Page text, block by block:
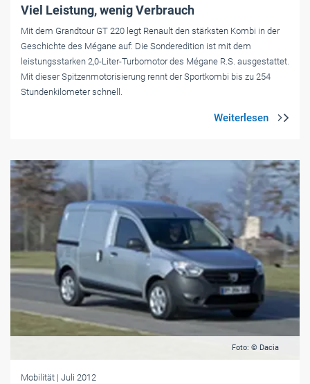
Viel Leistung, wenig Verbrauch
Mit dem Grandtour GT 220 legt Renault den stärksten Kombi in der
Geschichte des Mégane auf: Die Sonderedition ist mit dem
leistungsstarken 2,0-Liter-Turbomotor des Mégane R.S. ausgestattet.
Mit dieser Spitzenmotorisierung rennt der Sportkombi bis zu 254
Stundenkilometer schnell.
Foto: © Dacia
Mobilität | Juli 2012